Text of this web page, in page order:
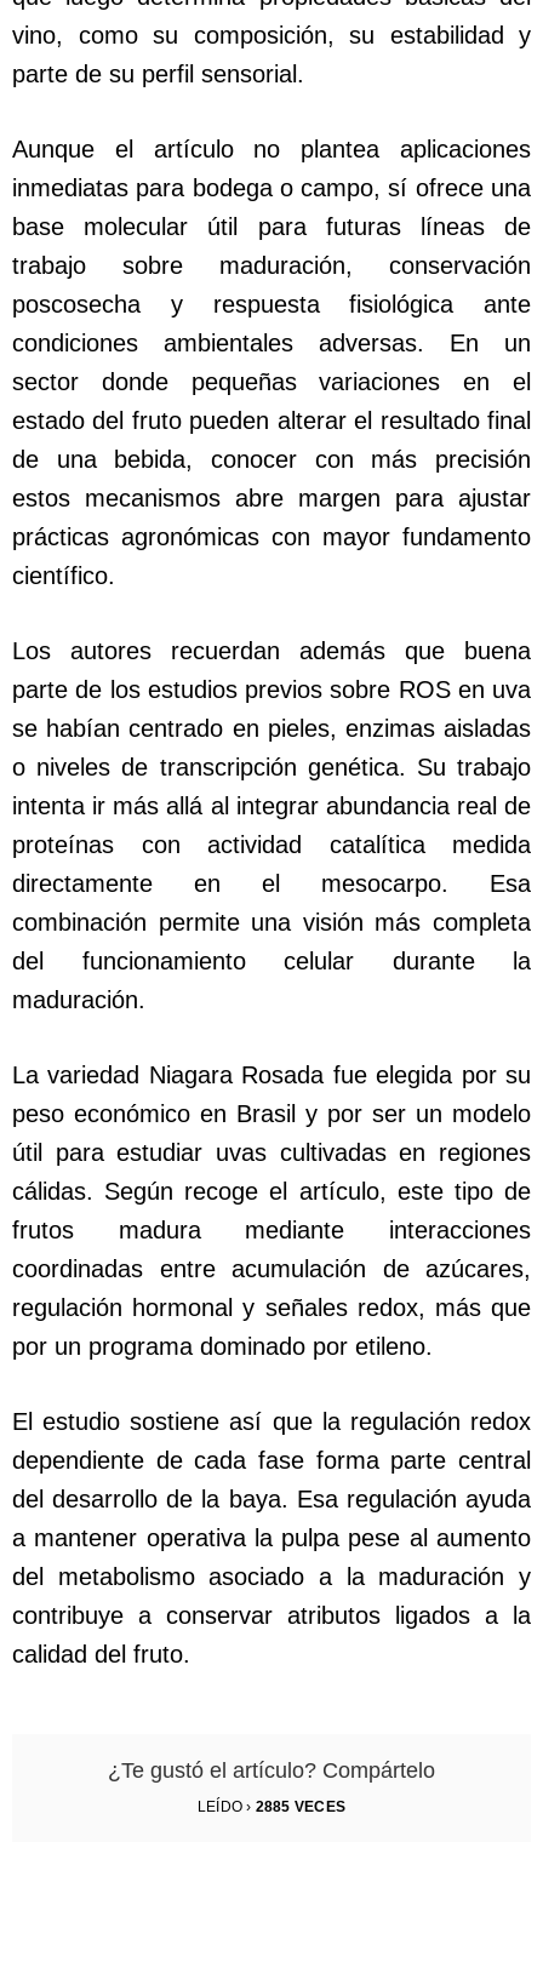
vino, como su composición, su estabilidad y
parte de su perfil sensorial.
Aunque el artículo no plantea aplicaciones
inmediatas para bodega o campo, sí ofrece una
base molecular útil para futuras líneas de
trabajo sobre maduración, conservación
poscosecha y respuesta fisiológica ante
condiciones ambientales adversas. En un
sector donde pequeñas variaciones en el
estado del fruto pueden alterar el resultado final
de una bebida, conocer con más precisión
estos mecanismos abre margen para ajustar
prácticas agronómicas con mayor fundamento
científico.
Los autores recuerdan además que buena
parte de los estudios previos sobre ROS en uva
se habían centrado en pieles, enzimas aisladas
o niveles de transcripción genética. Su trabajo
intenta ir más allá al integrar abundancia real de
proteínas con actividad catalítica medida
directamente en el mesocarpo. Esa
combinación permite una visión más completa
del funcionamiento celular durante la
maduración.
La variedad Niagara Rosada fue elegida por su
peso económico en Brasil y por ser un modelo
útil para estudiar uvas cultivadas en regiones
cálidas. Según recoge el artículo, este tipo de
frutos madura mediante interacciones
coordinadas entre acumulación de azúcares,
regulación hormonal y señales redox, más que
por un programa dominado por etileno.
El estudio sostiene así que la regulación redox
dependiente de cada fase forma parte central
del desarrollo de la baya. Esa regulación ayuda
a mantener operativa la pulpa pese al aumento
del metabolismo asociado a la maduración y
contribuye a conservar atributos ligados a la
calidad del fruto.
¿Te gustó el artículo? Compártelo
LEÍDO › 2885 VECES